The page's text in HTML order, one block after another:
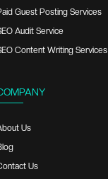
Guest Posting Services
Audit Service
Content Writing Services
Us
Us